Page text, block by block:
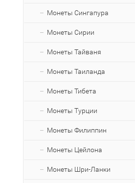
Монеты Сингапура
Монеты Сирии
Монеты Тайваня
Монеты Таиланда
Монеты Тибета
Монеты Турции
Монеты Филиппин
Монеты Цейлона
Монеты Шри-Ланки